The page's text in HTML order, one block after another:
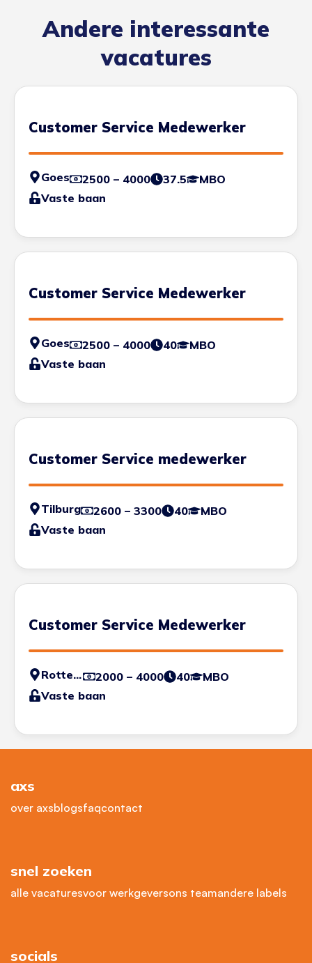
Andere interessante
vacatures
Customer Service Medewerker
Goes 2500 – 4000 37.5
MBO
Vaste baan
Customer Service Medewerker
Goes 2500 – 4000 40
MBO
Vaste baan
Customer Service medewerker
Tilburg 2600 – 3300 40
MBO
Vaste baan
Customer Service Medewerker
Rotterdam 2000 – 4000 40
MBO
Vaste baan
axs
over axsblogsfaqcontact
snel zoeken
alle vacaturesvoor werkgeversons teamandere labels
socials